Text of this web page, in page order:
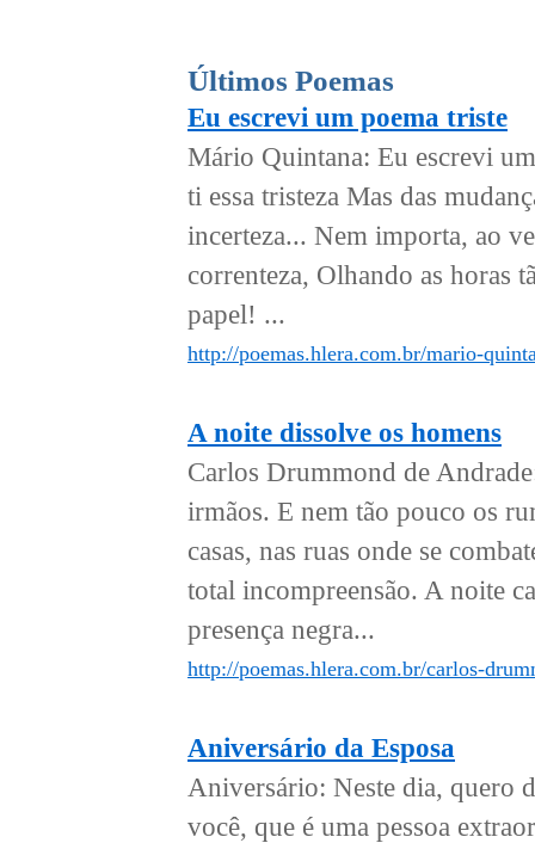
Últimos Poemas
Eu escrevi um poema triste
Mário Quintana: Eu escrevi
ti essa tristeza Mas das
incerteza... Nem importa, ao
correnteza, Olhando as horas
papel! ...
http://poemas.hlera.com.br/mario-
A noite dissolve os homens
Carlos Drummond de
irmãos. E nem tão pouco os
casas, nas ruas onde se
total incompreensão. A noite
presença negra...
http://poemas.hlera.com.br/carlos-
Aniversário da Esposa
Aniversário: Neste dia, quero
você, que é uma pessoa